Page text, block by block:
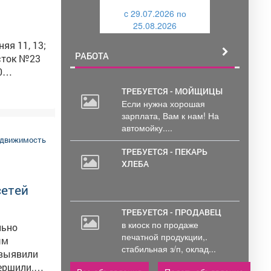
№23
для
3;
труб на
c 29.07.2026 по
25.08.2026
РАБОТА
ТРЕБУЕТСЯ - МОЙЩИЦЫ
Если нужна хорошая
зарплата, Вам к нам! На
автомойку....
ТРЕБУЕТСЯ - ПЕКАРЬ
ХЛЕБА
ТРЕБУЕТСЯ - ПРОДАВЕЦ
в киоск по продаже
печатной продукции,.
стабильная з/п, оклад...